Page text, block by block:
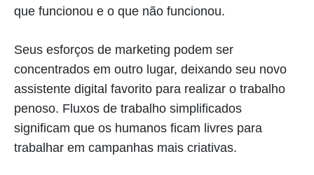
que funcionou e o que não funcionou.
Seus esforços de marketing podem ser
concentrados em outro lugar, deixando seu novo
assistente digital favorito para realizar o trabalho
penoso. Fluxos de trabalho simplificados
significam que os humanos ficam livres para
trabalhar em campanhas mais criativas.